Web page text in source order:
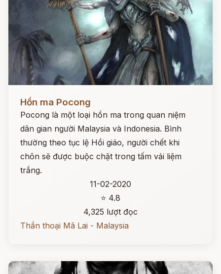
Đọc ngay
Hồn ma Pocong
Pocong là một loại hồn ma trong quan niệm
dân gian người Malaysia và Indonesia. Bình
thường theo tục lệ Hồi giáo, người chết khi
chôn sẽ được buộc chặt trong tấm vải liệm
trắng.
11-02-2020
⭐ 4.8
4,325 lượt đọc
Thần thoại Mã Lai - Malaysia